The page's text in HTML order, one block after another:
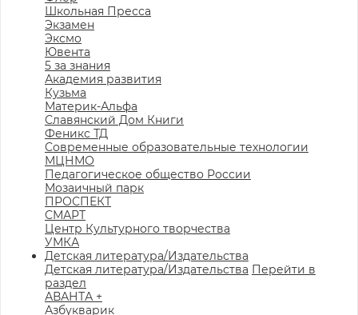
Школьная Пресса
Экзамен
Эксмо
Ювента
5 за знания
Академия развития
Кузьма
Материк-Альфа
Славянский Дом Книги
Феникс ТД
Современные образовательные технологии
МЦНМО
Педагогическое общество России
Мозаичный парк
ПРОСПЕКТ
СМАРТ
Центр Культурного творчества
УМКА
Детская литература/Издательства
Детская литература/Издательства Перейти в
раздел
АВАНТА +
Азбукварик